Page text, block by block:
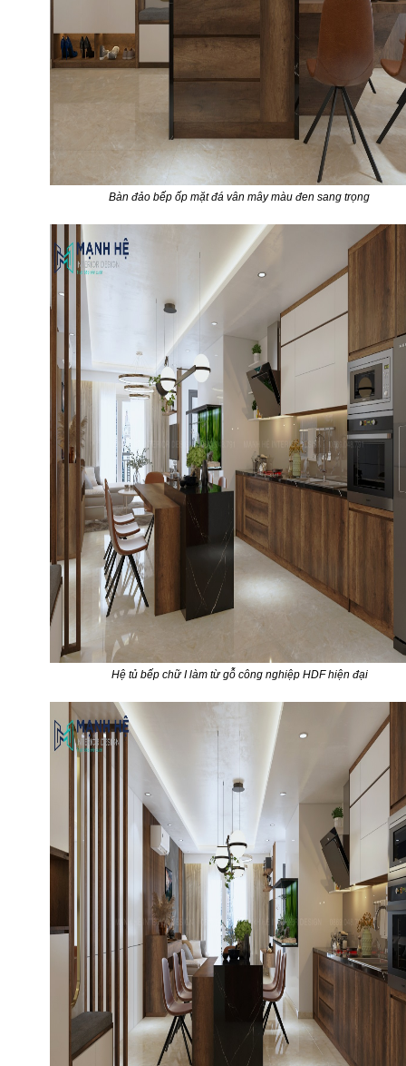
Bàn đảo bếp ốp mặt đá vân mây màu đen sang trọng
Hệ tủ bếp chữ I làm từ gỗ công nghiệp HDF hiện đại